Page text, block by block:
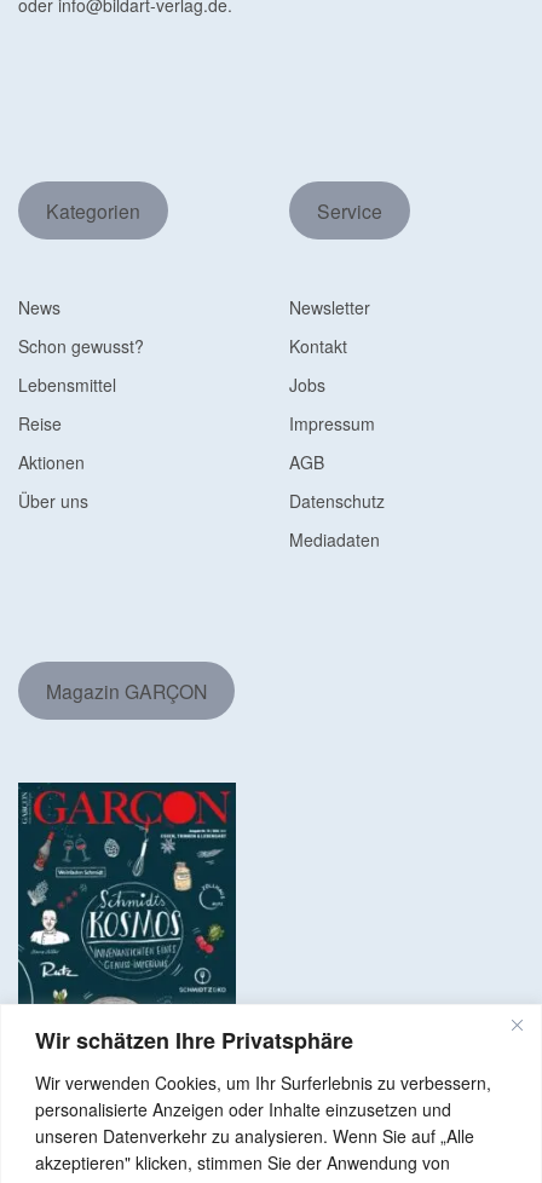
Wir schätzen Ihre Privatsphäre
Wir verwenden Cookies, um Ihr Surferlebnis zu verbessern,
personalisierte Anzeigen oder Inhalte einzusetzen und
unseren Datenverkehr zu analysieren. Wenn Sie auf „Alle
akzeptieren" klicken, stimmen Sie der Anwendung von
oder info@bildart-verlag.de.
Kategorien
News
Schon gewusst?
Lebensmittel
Reise
Aktionen
Über uns
Service
Newsletter
Kontakt
Jobs
Impressum
AGB
Datenschutz
Mediadaten
Magazin GARÇON
Copyright © 2024 Alle Rechte vorbehalten. GenussNetzwerk.com